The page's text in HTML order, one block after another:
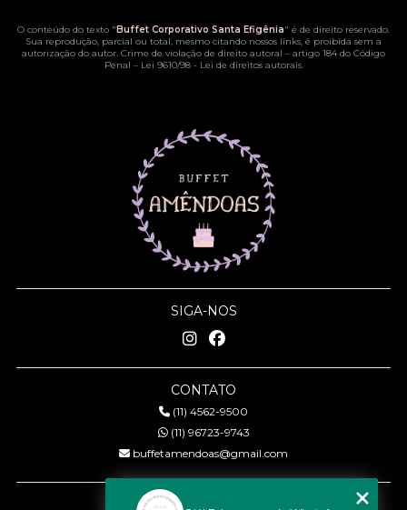
O conteúdo do texto " Buffet Corporativo Santa Efigênia" é de direito reservado.
Sua reprodução, parcial ou total, mesmo citando nossos links, é proibida sem a
autorização do autor. Crime de violação de direito autoral – artigo 184 do Código
Penal – Lei 9610/98 - Lei de direitos autorais.
SIGA-NOS
CONTATO
(11) 4562-9500
(11) 96723-9743
buffetamendoas@gmail.com
MENU